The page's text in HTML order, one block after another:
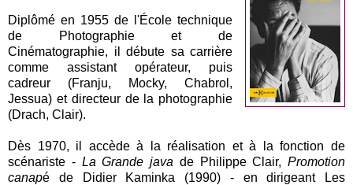
Diplômé en 1955 de l'École technique
de Photographie et de
Cinématographie, il débute sa carrière
comme assistant opérateur, puis
cadreur (Franju, Mocky, Chabrol,
Jessua) et directeur de la photographie
(Drach, Clair).
Dès 1970, il accède à la réalisation et à la fonction de
scénariste - La Grande java de Philippe Clair, Promotion
canapé de Didier Kaminka (1990) - en dirigeant Les